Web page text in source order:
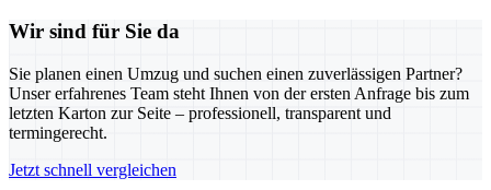
Wir sind für Sie da
Sie planen einen Umzug und suchen einen zuverlässigen Partner?
Unser erfahrenes Team steht Ihnen von der ersten Anfrage bis zum
letzten Karton zur Seite – professionell, transparent und
termingerecht.
Jetzt schnell vergleichen